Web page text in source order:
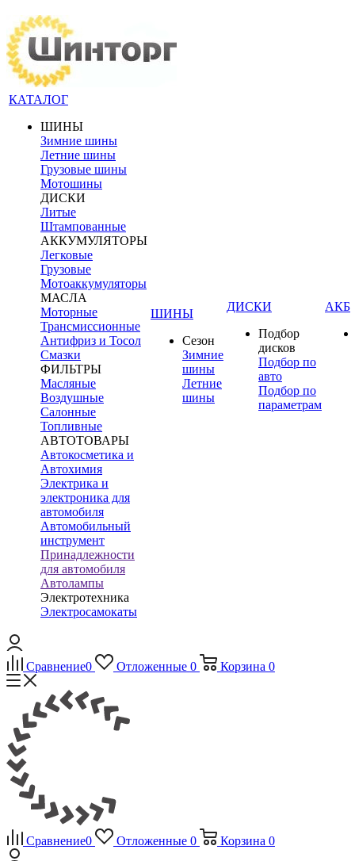
КАТАЛОГ
ШИНЫ
Зимние шины
Летние шины
Грузовые шины
Мотошины
ДИСКИ
Литые
Штампованные
АККУМУЛЯТОРЫ
Легковые
Грузовые
Мотоаккумуляторы
МАСЛА
Моторные
Трансмиссионные
Антифриз и Тосол
Смазки
ФИЛЬТРЫ
Масляные
Воздушные
Салонные
Топливные
АВТОТОВАРЫ
Автокосметика и
Автохимия
Электрика и
электроника для
автомобиля
Автомобильный
инструмент
Принадлежности
для автомобиля
Автолампы
Электротехника
Электросамокаты
ШИНЫ
Сезон
Зимние
шины
Летние
шины
ДИСКИ
Подбор
дисков
Подбор по
авто
Подбор по
параметрам
АКБ
Сравнение0 Отложенные 0 Корзина 0
Сравнение0 Отложенные 0 Корзина 0